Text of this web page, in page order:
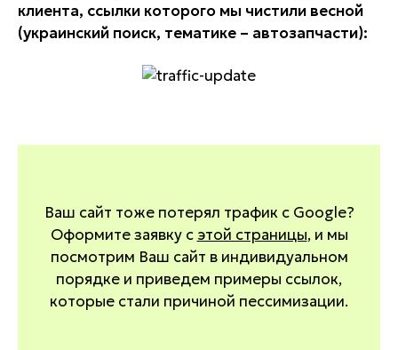
клиента, ссылки которого мы чистили весной
(украинский поиск, тематике – автозапчасти):
Ваш сайт тоже потерял трафик с Google?
Оформите заявку с этой страницы, и мы
посмотрим Ваш сайт в индивидуальном
порядке и приведем примеры ссылок,
которые стали причиной пессимизации.